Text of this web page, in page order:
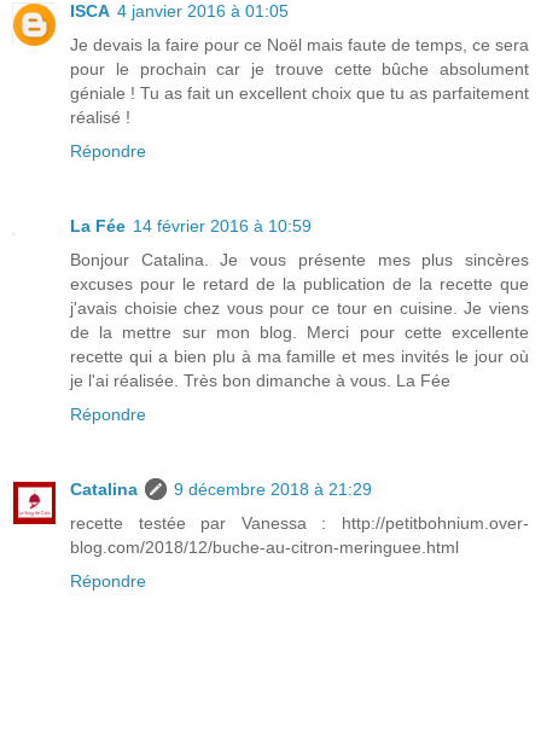
ISCA 4 janvier 2016 à 01:05
Je devais la faire pour ce Noël mais faute de temps, ce sera
pour le prochain car je trouve cette bûche absolument
géniale ! Tu as fait un excellent choix que tu as parfaitement
réalisé !
Répondre
La Fée 14 février 2016 à 10:59
Bonjour Catalina. Je vous présente mes plus sincères
excuses pour le retard de la publication de la recette que
j'avais choisie chez vous pour ce tour en cuisine. Je viens
de la mettre sur mon blog. Merci pour cette excellente
recette qui a bien plu à ma famille et mes invités le jour où
je l'ai réalisée. Très bon dimanche à vous. La Fée
Répondre
Catalina
9 décembre 2018 à 21:29
recette testée par Vanessa : http://petitbohnium.over-
blog.com/2018/12/buche-au-citron-meringuee.html
Répondre